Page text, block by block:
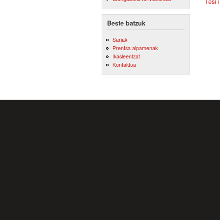
Beste batzuk
Sariak
Prentsa aipamenak
Ikasleentzat
Kontaktua